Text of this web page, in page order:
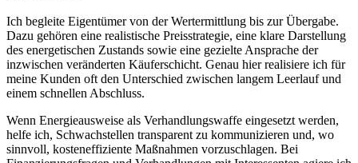
Ich begleite Eigentümer von der Wertermittlung bis zur Übergabe.
Dazu gehören eine realistische Preisstrategie, eine klare Darstellung
des energetischen Zustands sowie eine gezielte Ansprache der
inzwischen veränderten Käuferschicht. Genau hier realisiere ich für
meine Kunden oft den Unterschied zwischen langem Leerlauf und
einem schnellen Abschluss.
Wenn Energieausweise als Verhandlungswaffe eingesetzt werden,
helfe ich, Schwachstellen transparent zu kommunizieren und, wo
sinnvoll, kosteneffiziente Maßnahmen vorzuschlagen. Bei